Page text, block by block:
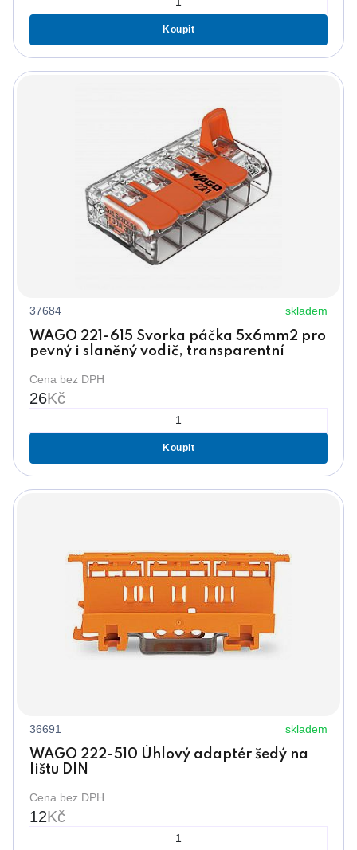
Koupit
37684 skladem
WAGO 221-615 Svorka páčka 5x6mm2 pro
pevný i slaněný vodič, transparentní
Cena bez DPH
26Kč
Koupit
36691 skladem
WAGO 222-510 Úhlový adaptér šedý na
lištu DIN
Cena bez DPH
12Kč